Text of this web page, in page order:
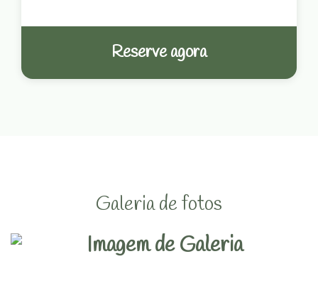
Reserve agora
Galeria de fotos